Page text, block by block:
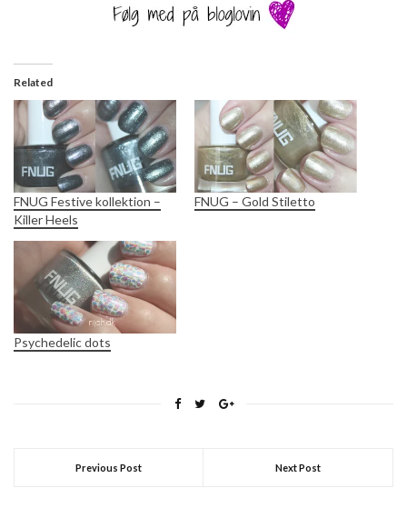
Related
FNUG Festive kollektion –
Killer Heels
FNUG – Gold Stiletto
Psychedelic dots
Previous Post Next Post